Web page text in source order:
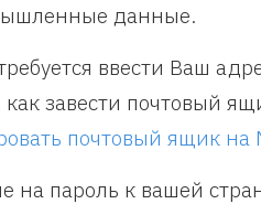
данные.
ввести Ваш
завести почтовый
почтовый ящик на
на пароль к вашей